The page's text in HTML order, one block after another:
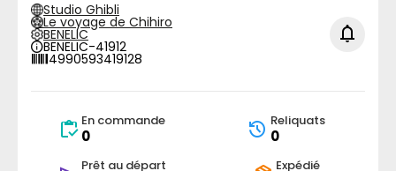
Studio Ghibli
Le voyage de Chihiro
BENELIC
BENELIC-41912
4990593419128
En commande
0
Reliquats
0
Prêt au départ Expédié